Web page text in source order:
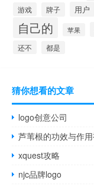
游戏 牌子 用户
自己的 苹果
还不 都是
猜你想看的文章
logo创意公司
芦苇根的功效与作
xquest攻略
njc品牌logo